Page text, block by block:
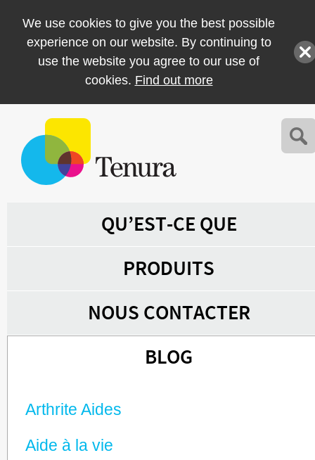
We use cookies to give you the best possible
experience on our website. By continuing to
use the website you agree to our use of
cookies. Find out more
QU’EST-CE QUE
PRODUITS
NOUS CONTACTER
BLOG
Arthrite Aides
Aide à la vie